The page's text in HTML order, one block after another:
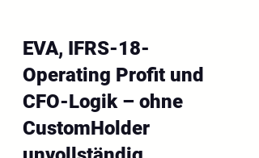
EVA, IFRS-18-
Operating Profit und
CFO-Logik – ohne
CustomHolder